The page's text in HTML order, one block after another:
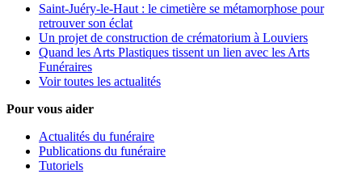
Saint-Juéry-le-Haut : le cimetière se métamorphose pour
retrouver son éclat
Un projet de construction de crématorium à Louviers
Quand les Arts Plastiques tissent un lien avec les Arts
Funéraires
Voir toutes les actualités
Pour vous aider
Actualités du funéraire
Publications du funéraire
Tutoriels